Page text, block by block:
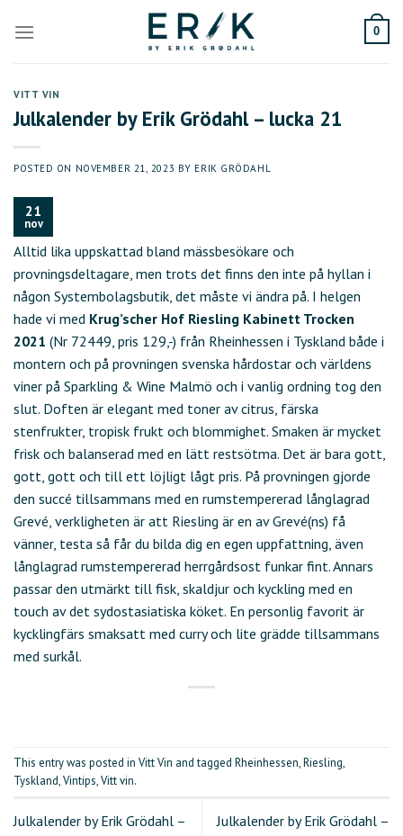
0
VITT VIN
Julkalender by Erik Grödahl – lucka 21
POSTED ON NOVEMBER 21, 2023 BY ERIK GRÖDAHL
21
nov
Alltid lika uppskattad bland mässbesökare och
provningsdeltagare, men trots det finns den inte på hyllan i
någon Systembolagsbutik, det måste vi ändra på. I helgen
hade vi med Krug’scher Hof Riesling Kabinett Trocken
2021 (Nr 72449, pris 129,-) från Rheinhessen i Tyskland både i
montern och på provningen svenska hårdostar och världens
viner på Sparkling & Wine Malmö och i vanlig ordning tog den
slut. Doften är elegant med toner av citrus, färska
stenfrukter, tropisk frukt och blommighet. Smaken är mycket
frisk och balanserad med en lätt restsötma. Det är bara gott,
gott, gott och till ett löjligt lågt pris. På provningen gjorde
den succé tillsammans med en rumstempererad långlagrad
Grevé, verkligheten är att Riesling är en av Grevé(ns) få
vänner, testa så får du bilda dig en egen uppfattning, även
långlagrad rumstempererad herrgårdsost funkar fint. Annars
passar den utmärkt till fisk, skaldjur och kyckling med en
touch av det sydostasiatiska köket. En personlig favorit är
kycklingfärs smaksatt med curry och lite grädde tillsammans
med surkål.
This entry was posted in Vitt Vin and tagged Rheinhessen,Riesling,
Tyskland,Vintips,Vitt vin.
Julkalender by Erik Grödahl –
Julkalender by Erik Grödahl –